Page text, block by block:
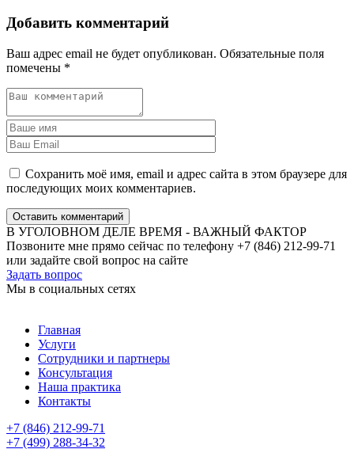
Добавить комментарий
Ваш адрес email не будет опубликован. Обязательные поля
помечены *
Сохранить моё имя, email и адрес сайта в этом браузере для
последующих моих комментариев.
Оставить комментарий
В УГОЛОВНОМ ДЕЛЕ ВРЕМЯ - ВАЖНЫЙ ФАКТОР
Позвоните мне прямо сейчас по телефону +7 (846) 212-99-71
или задайте свой вопрос на сайте
Задать вопрос
Мы в социальных сетях
Главная
Услуги
Сотрудники и партнеры
Консультация
Наша практика
Контакты
+7 (846) 212-99-71
+7 (499) 288-34-32